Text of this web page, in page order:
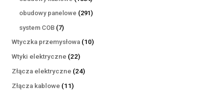
produkty
obudowy panelowe 291291
system COB 77
produktów
Wtyczka przemysłowa 1010
Wtyki elektryczne 2222
produkty
Złącza elektryczne 2424
Złącza kablowe 1111